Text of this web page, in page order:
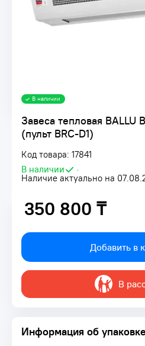
Завеса тепловая BALLU
(пульт BRC-D1)
Код товара: 17841
В наличии
•
Наличие актуально на
В наличии
350 800 ₸
350 800 ₸
Добавить в
В
Информация об упаковке